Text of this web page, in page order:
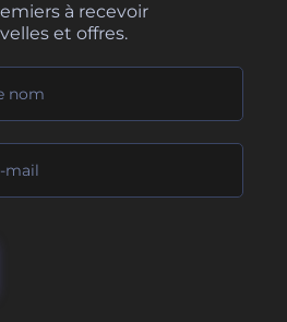
à recevoir
et offres.